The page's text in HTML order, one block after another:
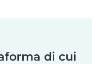
di cui